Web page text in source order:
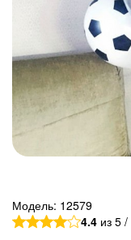
Модель: 12579
4.4 из 5 /